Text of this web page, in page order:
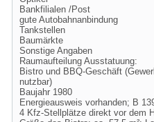
Bankfilialen /Post
gute Autobahnanbindung
Tankstellen
Baumärkte
Sonstige Angaben
Raumaufteilung Ausstatuung:
Bistro und BBQ-Geschäft
nutzbar)
Baujahr 1980
Energieausweis vorhanden; B
4 Kfz-Stellplätze direkt vor dem